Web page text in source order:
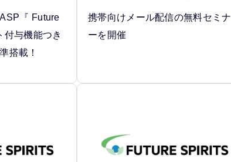
『 Future
付与機能つき
搭載！
携帯向けメール配信の無料セミナ
ーを開催